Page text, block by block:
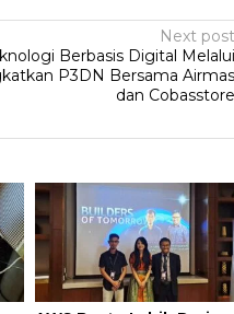
Next post
Berbasis Digital Melalui
P3DN Bersama Airmas
dan Cobasstore